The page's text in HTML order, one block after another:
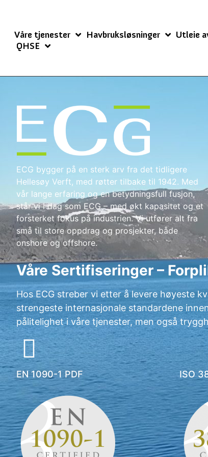
Våre tjenester Havbruksløsninger Utleie
QHSE
ECG bygger på en sterk arv fra det tidligere
Hellesøy Verft, med røtter tilbake til 1942. Med
vår lange erfaring og en betydningsfull fusjon,
står vi i dag som ECG – med økt kapasitet og et
forsterket fokus på industrien. Vi utfører alt fra
små til store oppdrag og prosjekter, både
onshore og offshore.
Våre Sertifiseringer –
Hos ECG streber vi etter å levere høyeste
strengeste internasjonale standardene
pålitelighet i våre tjenester, men også
EN 1090-1 PDF ISO